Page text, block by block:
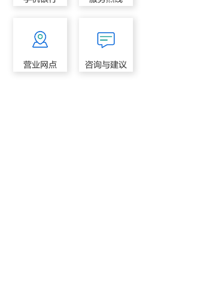
营业网点 咨询与建议